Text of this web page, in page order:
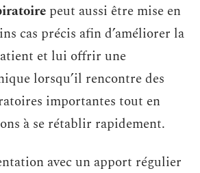
peut aussi être mise en
cas précis afin d’améliorer la
et lui offrir une
lorsqu’il rencontre des
importantes tout en
à se rétablir rapidement.
avec un apport régulier